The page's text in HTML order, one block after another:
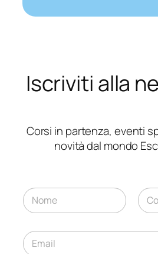
Iscriviti alla
Corsi in partenza, eventi
novità dal mondo
N
o
m
*E
m